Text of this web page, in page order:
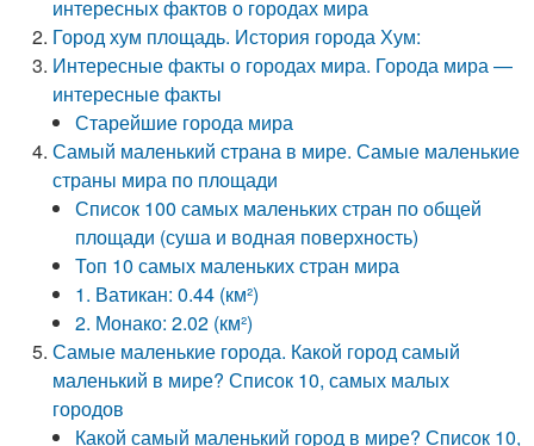
интересных фактов о городах мира
Город хум площадь. История города Хум:
Интересные факты о городах мира. Города мира —
интересные факты
Старейшие города мира
Самый маленький страна в мире. Самые маленькие
страны мира по площади
Список 100 самых маленьких стран по общей
площади (суша и водная поверхность)
Топ 10 самых маленьких стран мира
1. Ватикан: 0.44 (км²)
2. Монако: 2.02 (км²)
Самые маленькие города. Какой город самый
маленький в мире? Список 10, самых малых
городов
Какой самый маленький город в мире? Список 10,